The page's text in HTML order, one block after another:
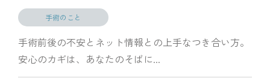
手術のこと
手術前後の不安とネット情報との上手なつき合い方。
安心のカギは、あなたのそばに...